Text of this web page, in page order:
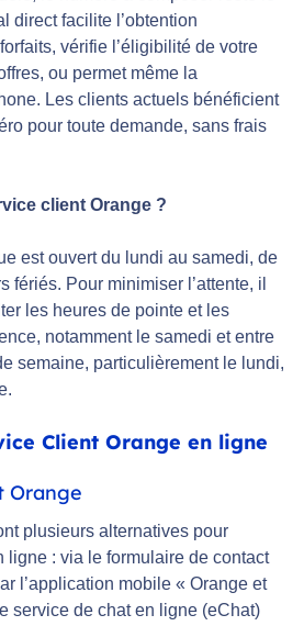
direct facilite l’obtention
vérifie l’éligibilité de votre
ou permet même la
Les clients actuels bénéficient
pour toute demande, sans frais
client Orange ?
est ouvert du lundi au samedi, de
fériés. Pour minimiser l’attente, il
les heures de pointe et les
notamment le samedi et entre
semaine, particulièrement le lundi,
Client Orange en ligne
Orange
plusieurs alternatives pour
ligne : via le formulaire de contact
l’application mobile « Orange et
service de chat en ligne (eChat)